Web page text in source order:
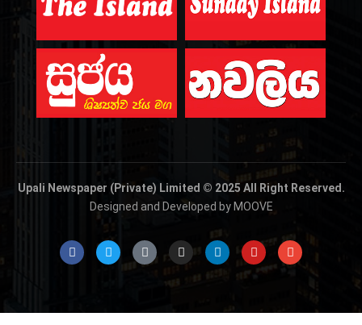
Upali Newspaper (Private) Limited © 2025 All Right Reserved.
Designed and Developed by MOOVE